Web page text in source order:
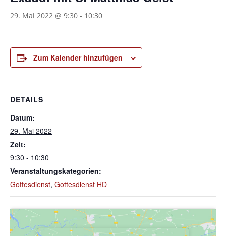
29. Mai 2022 @ 9:30 - 10:30
Zum Kalender hinzufügen
DETAILS
Datum:
29. Mai 2022
Zeit:
9:30 - 10:30
Veranstaltungskategorien:
Gottesdienst, Gottesdienst HD